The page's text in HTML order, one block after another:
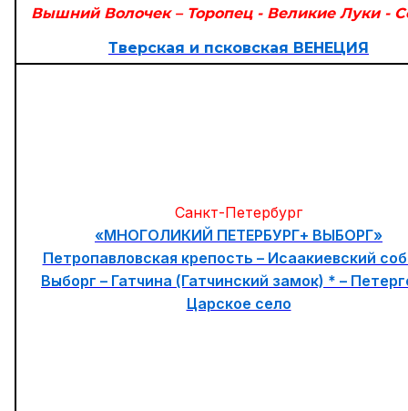
Вышний Волочек – Торопец - Великие Луки -
Тверская и псковская ВЕНЕЦИЯ
Санкт-Петербург
«МНОГОЛИКИЙ ПЕТЕРБУРГ+ ВЫБОРГ»
Петропавловская крепость – Исаакиевский
Выборг – Гатчина (Гатчинский замок) * –
Царское село